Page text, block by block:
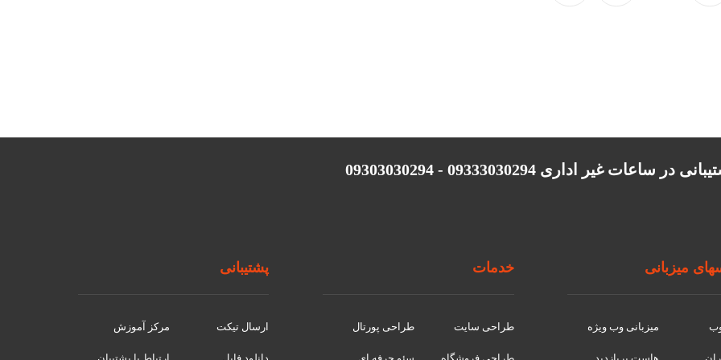
در ساعات غیر اداری 09333030294 - 09303030294
میزبانی
میزبانی وب ویژه
خدمات
طراحی سایت طراحی پورتال
پشتیبانی
ارسال تیکت مرکز آموزش